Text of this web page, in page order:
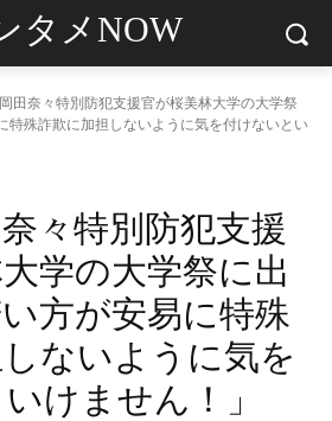
タメNOW
田奈々特別防犯支援官が桜美林大学の大学祭
殊詐欺に加担しないように気を付けないとい
々特別防犯支援
学の大学祭に出
方が安易に特殊
ないように気を
けません！」